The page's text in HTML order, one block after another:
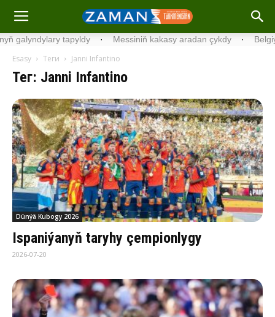
tapyldy · Messiniň kakasy aradan çykdy · Belgiýada
Esasy Теги Janni Infantino
Тег: Janni Infantino
Dünýä Kubogy 2026
Ispaniýanyň taryhy çempionlygy
2026-07-20